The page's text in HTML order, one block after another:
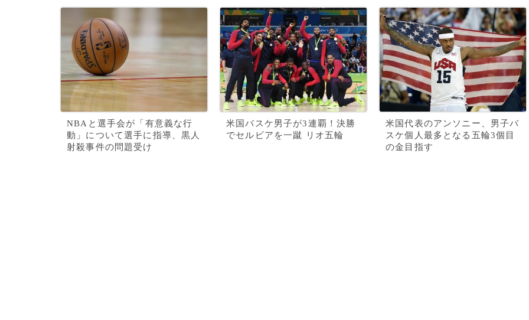
NBAと選手会が「有意義な行
動」について選手に指導、黒人
射殺事件の問題受け
米国バスケ男子が3連覇！決勝
でセルビアを一蹴 リオ五輪
米国代表のアンソニー、男子バ
スケ個人最多となる五輪3個目
の金目指す